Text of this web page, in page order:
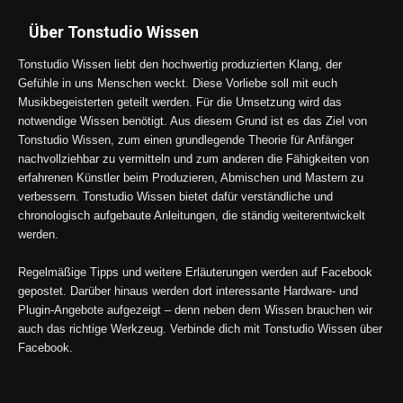
Über Tonstudio Wissen
Tonstudio Wissen liebt den hochwertig produzierten Klang, der
Gefühle in uns Menschen weckt. Diese Vorliebe soll mit euch
Musikbegeisterten geteilt werden. Für die Umsetzung wird das
notwendige Wissen benötigt. Aus diesem Grund ist es das Ziel von
Tonstudio Wissen, zum einen grundlegende Theorie für Anfänger
nachvollziehbar zu vermitteln und zum anderen die Fähigkeiten von
erfahrenen Künstler beim Produzieren, Abmischen und Mastern zu
verbessern. Tonstudio Wissen bietet dafür verständliche und
chronologisch aufgebaute Anleitungen, die ständig weiterentwickelt
werden.
Regelmäßige Tipps und weitere Erläuterungen werden auf Facebook
gepostet. Darüber hinaus werden dort interessante Hardware- und
Plugin-Angebote aufgezeigt – denn neben dem Wissen brauchen wir
auch das richtige Werkzeug. Verbinde dich mit Tonstudio Wissen über
Facebook.